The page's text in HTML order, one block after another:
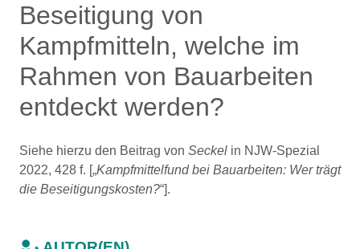
Beseitigung von
Kampfmitteln, welche im
Rahmen von Bauarbeiten
entdeckt werden?
Siehe hierzu den Beitrag von Seckel in NJW-Spezial
2022, 428 f. [„Kampfmittelfund bei Bauarbeiten: Wer trägt
die Beseitigungskosten?“].